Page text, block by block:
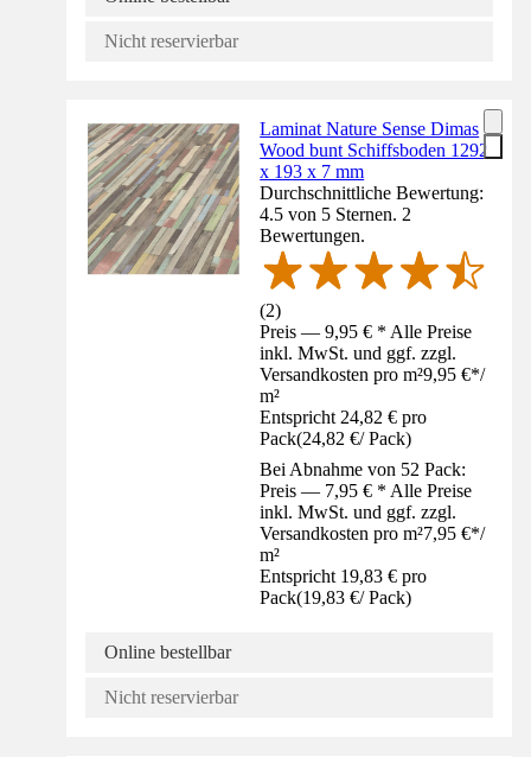
Nicht reservierbar
Laminat Nature Sense Dimas
Wood bunt Schiffsboden 1292
x 193 x 7 mm
Durchschnittliche Bewertung:
4.5 von 5 Sternen. 2
Bewertungen.
(2)
Preis — 9,95 € * Alle Preise
inkl. MwSt. und ggf. zzgl.
Versandkosten pro m²9,95 €*/
m²
Entspricht 24,82 € pro
Pack(24,82 €/ Pack)
Bei Abnahme von 52 Pack:
Preis — 7,95 € * Alle Preise
inkl. MwSt. und ggf. zzgl.
Versandkosten pro m²7,95 €*/
m²
Entspricht 19,83 € pro
Pack(19,83 €/ Pack)
Online bestellbar
Nicht reservierbar